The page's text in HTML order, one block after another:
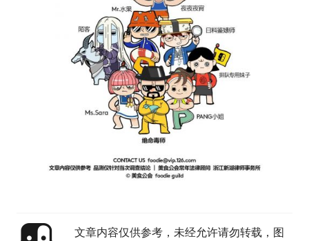
文章内容仅供参考，未经允许请勿转载，图